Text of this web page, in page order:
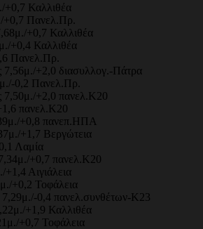
+0,7 Καλλιθέα
+0,7 Πανελ.Πρ.
+0,7 Καλλιθέα
+0,4 Καλλιθέα
Πανελ.Πρ.
7,56μ./+2,0 διασυλλογ.-Πάτρα
0,2 Πανελ.Πρ.
7,50μ./+2,0 πανελ.Κ20
πανελ.Κ20
+0,8 πανεπ.ΗΠΑ
+1,7 Βεργώτεια
Λαμία
+0,7 πανελ.Κ20
Αιγιάλεια
+0,2 Τοφάλεια
0,4 πανελ.συνθέτων-Κ23
+1,9 Καλλιθέα
+0,7 Τοφάλεια